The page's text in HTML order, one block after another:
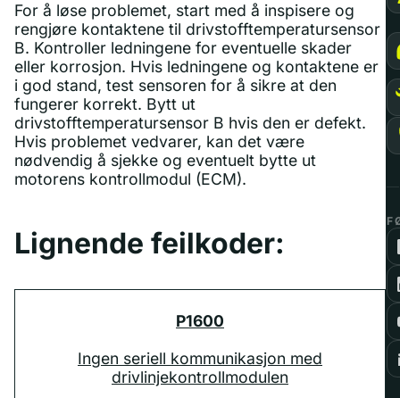
For å løse problemet, start med å inspisere og
rengjøre kontaktene til drivstofftemperatursensor
B. Kontroller ledningene for eventuelle skader
eller korrosjon. Hvis ledningene og kontaktene er
i god stand, test sensoren for å sikre at den
fungerer korrekt. Bytt ut
drivstofftemperatursensor B hvis den er defekt.
Hvis problemet vedvarer, kan det være
nødvendig å sjekke og eventuelt bytte ut
motorens kontrollmodul (ECM).
Lignende feilkoder:
P1600
Ingen seriell kommunikasjon med
drivlinjekontrollmodulen